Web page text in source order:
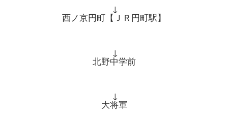
↓
西ノ京円町【ＪＲ円町駅】
↓
北野中学前
↓
大将軍